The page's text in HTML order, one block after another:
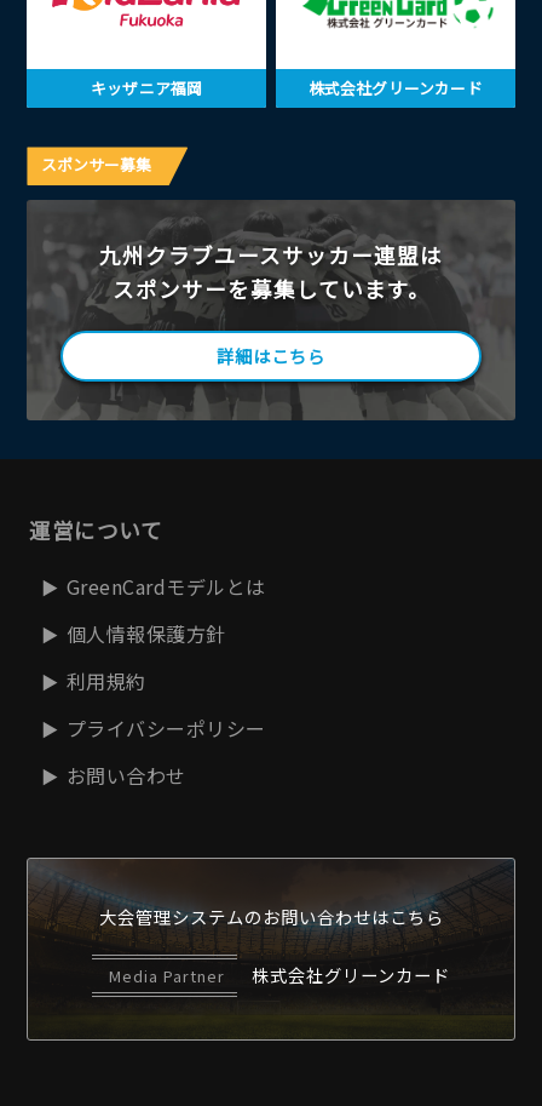
キッザニア福岡 株式会社グリーンカード
スポンサー募集
九州クラブユースサッカー連盟は
スポンサーを募集しています。
詳細はこちら
運営について
GreenCardモデルとは
個人情報保護方針
利用規約
プライバシーポリシー
お問い合わせ
大会管理システムのお問い合わせはこちら
Media Partner 株式会社グリーンカード